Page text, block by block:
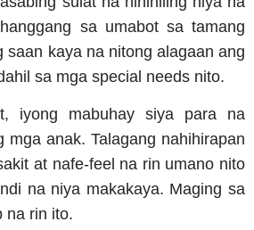
sa umabot sa tamang
saan kaya na nitong alagaan ang
sa mga special needs nito.
iyong mabuhay siya para na
mga anak. Talagang nahihirapan
at nafe-feel na rin umano nito
na niya makakaya. Maging sa
na rin ito.